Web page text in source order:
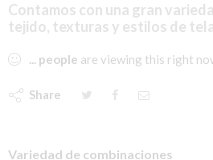
Contamos con una gran
tejido, texturas y estilos de
... people are viewing this right
Share
Variedad de combinaciones